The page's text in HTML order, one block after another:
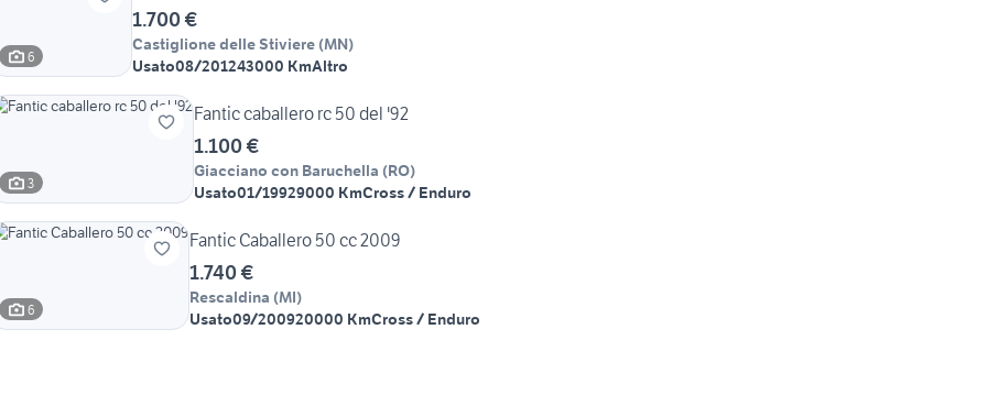
6
1.700 €
Castiglione delle Stiviere (MN)
Usato08/201243000 KmAltro
3
Fantic caballero rc 50 del '92
1.100 €
Giacciano con Baruchella (RO)
Usato01/19929000 KmCross / Enduro
6
Fantic Caballero 50 cc 2009
1.740 €
Rescaldina (MI)
Usato09/200920000 KmCross / Enduro